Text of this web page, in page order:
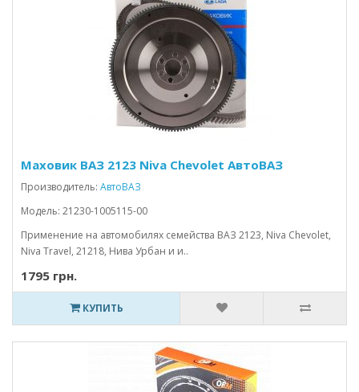
Маховик ВАЗ 2123 Niva Chevolet АвтоВАЗ
Производитель: АвтоВАЗ
Модель: 21230-1005115-00
Применение на автомобилях семейства ВАЗ 2123, Niva Chevolet,
Niva Travel, 21218, Нива Урбан и и..
1795 грн.
КУПИТЬ